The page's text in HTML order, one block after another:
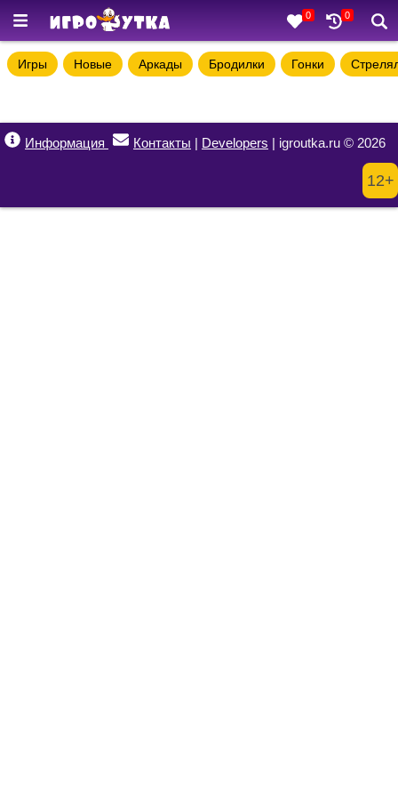
0 0
Игры Новые Аркады Бродилки Гонки
Информация Контакты | Developers | igroutka.ru © 2026
12+